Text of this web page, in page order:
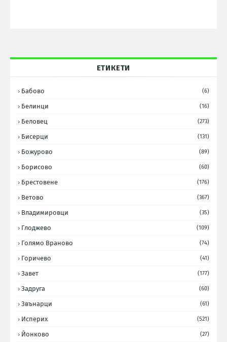
ЕТИКЕТИ
Бабово (6)
Белинци (16)
Беловец (273)
Бисерци (131)
Божурово (89)
Борисово (60)
Брестовене (176)
Ветово (367)
Владимировци (35)
Глоджево (109)
Голямо Враново (74)
Горичево (41)
Завет (177)
Задруга (60)
Звънарци (61)
Исперих (521)
Йонково (27)